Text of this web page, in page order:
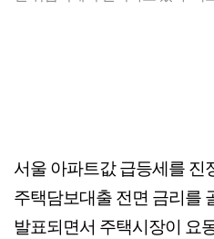
서울 아파트값 급등세를 진
주택담보대출 전면 금리를
발표되면서 주택시장이 요